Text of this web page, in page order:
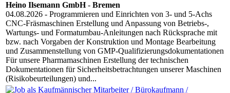
Heino Ilsemann GmbH- Bremen
04.08.2026 - Programmieren und Einrichten von 3- und 5-Achs
CNC-Fräsmaschinen Erstellung und Anpassung von Betriebs-,
Wartungs- und Formatumbau-Anleitungen nach Rücksprache mit
bzw. nach Vorgaben der Konstruktion und Montage Bearbeitung
und Zusammenstellung von GMP-Qualifizierungsdokumentationen
Für unsere Pharmamaschinen Erstellung der technischen
Dokumentationen für Sicherheitsbetrachtungen unserer Maschinen
(Risikobeurteilungen) und...